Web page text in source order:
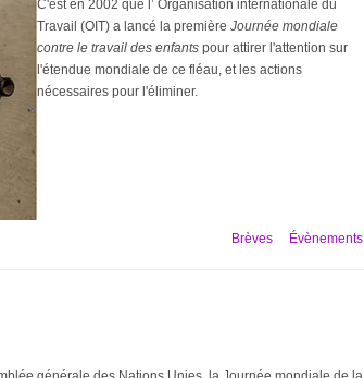
C'est en 2002 que l’ Organisation internationale du
Travail (OIT) a lancé la première Journée mondiale
contre le travail des enfants pour attirer l'attention sur
l'étendue mondiale de ce fléau, et les actions
nécessaires pour l'éliminer.
Brèves Évènements